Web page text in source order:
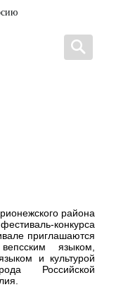
района
конкурса
приглашаются
языком,
и культурой
Российской